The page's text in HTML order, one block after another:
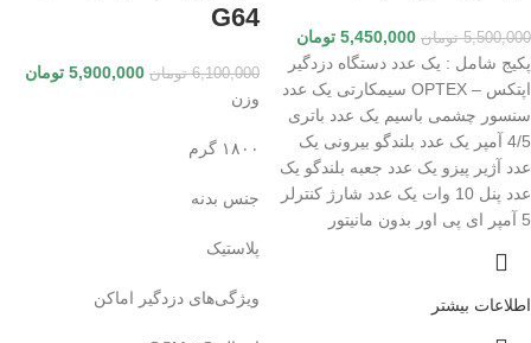
5,500,000 تومان 5,450,000 تومان
پکیج شامل : یک عدد دستگاه دزدگیر
اپتکس – OPTEX سیمکارتی یک عدد
سنسور چشمی باسیم یک عدد باتری
4/5 آمپر یک عدد بلندگو بیرونی یک
عدد آژیر پیزو یک عدد جعبه بلندگو یک
عدد پنل 10 وات یک عدد شارژ کنترلر
5 آمپر ای پی اور بدون مانیتور
اطلاعات بیشتر
G64
6,100,000 تومان 5,900,000 تومان
وزن
۱۸۰۰ گرم
جنس بدنه
پلاستیک
ویژگی‌های دزدگیر اماکن